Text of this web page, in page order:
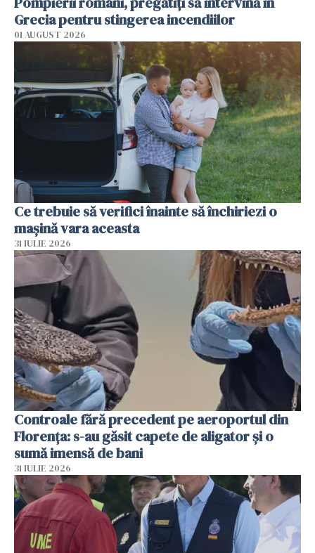
Grecia pentru stingerea incendiilor
01 AUGUST 2026
Ce trebuie să verifici înainte să închiriezi o
mașină vara aceasta
31 IULIE 2026
Controale fără precedent pe aeroportul din
Florența: s-au găsit capete de aligator și o
sumă imensă de bani
31 IULIE 2026